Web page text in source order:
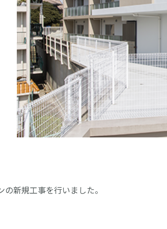
新規工事を行いました。